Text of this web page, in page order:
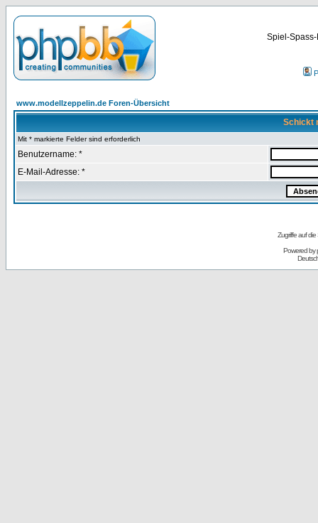
Spiel-
www.modellzeppelin.de Foren-Übersicht
Schickt
Mit * markierte Felder sind erforderlich
Benutzername: *
E-Mail-Adresse: *
Zugriffe auf
Powered by